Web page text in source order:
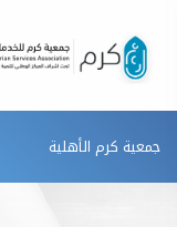
جمعية كرم الأهلية